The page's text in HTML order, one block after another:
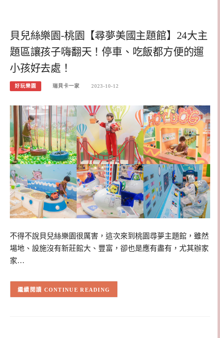
貝兒絲樂園-桃園【尋夢美國主題館】24大主
題區讓孩子嗨翻天！停車、吃飯都方便的遛
小孩好去處！
好玩樂園 瑞貝卡一家 2023-10-12
不得不說貝兒絲樂園很厲害，這次來到桃園尋夢主題館，雖然
場地、設施沒有新莊館大、豐富，卻也是應有盡有，尤其辦家
家…
CONTINUE READING